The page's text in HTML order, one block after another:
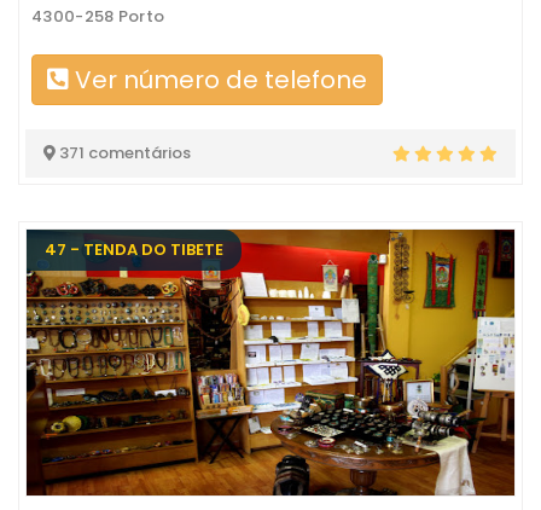
4300-258 Porto
Ver número de telefone
371 comentários
47 - TENDA DO TIBETE